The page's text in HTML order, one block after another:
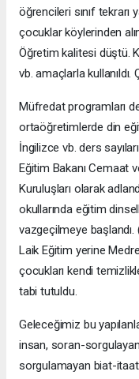
öğrencileri sınıf tekrarı
çocuklar köylerinden
Öğretim kalitesi düştü.
vb. amaçlarla kullanıldı.
Müfredat programları
ortaöğretimlerde din
İngilizce vb. ders
Eğitim Bakanı Cemaat
Kuruluşları olarak
okullarında eğitim
vazgeçilmeye başlandı.
Laik Eğitim yerine
çocukları kendi
tabi tutuldu.
Geleceğimiz bu
insan, soran-
sorgulamayan biat-